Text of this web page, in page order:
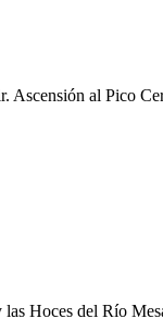
al Pico
Hoces del Río